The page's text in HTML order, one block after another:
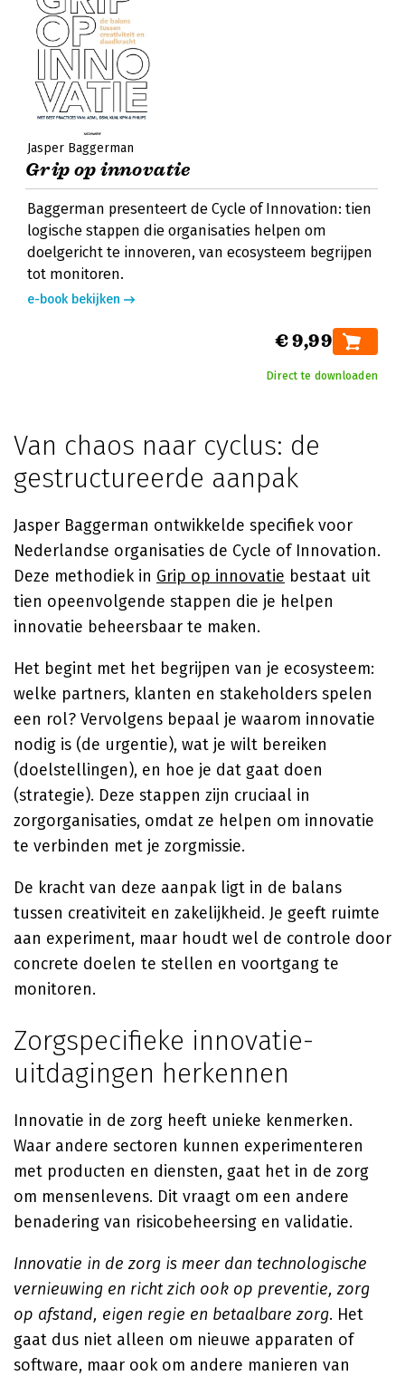
Jasper Baggerman
Grip op innovatie
Baggerman presenteert de Cycle of Innovation: tien
logische stappen die organisaties helpen om
doelgericht te innoveren, van ecosysteem begrijpen
tot monitoren.
e-book bekijken
€ 9,99
Direct te downloaden
Van chaos naar cyclus: de
gestructureerde aanpak
Jasper Baggerman ontwikkelde specifiek voor
Nederlandse organisaties de Cycle of Innovation.
Deze methodiek in Grip op innovatie bestaat uit
tien opeenvolgende stappen die je helpen
innovatie beheersbaar te maken.
Het begint met het begrijpen van je ecosysteem:
welke partners, klanten en stakeholders spelen
een rol? Vervolgens bepaal je waarom innovatie
nodig is (de urgentie), wat je wilt bereiken
(doelstellingen), en hoe je dat gaat doen
(strategie). Deze stappen zijn cruciaal in
zorgorganisaties, omdat ze helpen om innovatie
te verbinden met je zorgmissie.
De kracht van deze aanpak ligt in de balans
tussen creativiteit en zakelijkheid. Je geeft ruimte
aan experiment, maar houdt wel de controle door
concrete doelen te stellen en voortgang te
monitoren.
Zorgspecifieke innovatie-
uitdagingen herkennen
Innovatie in de zorg heeft unieke kenmerken.
Waar andere sectoren kunnen experimenteren
met producten en diensten, gaat het in de zorg
om mensenlevens. Dit vraagt om een andere
benadering van risicobeheersing en validatie.
Innovatie in de zorg is meer dan technologische
vernieuwing en richt zich ook op preventie, zorg
op afstand, eigen regie en betaalbare zorg. Het
gaat dus niet alleen om nieuwe apparaten of
software, maar ook om andere manieren van